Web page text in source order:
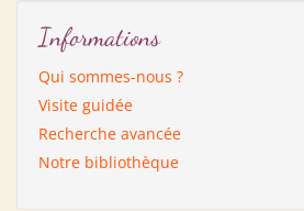
Informations
Qui sommes-nous ?
Visite guidée
Recherche avancée
Notre bibliothèque